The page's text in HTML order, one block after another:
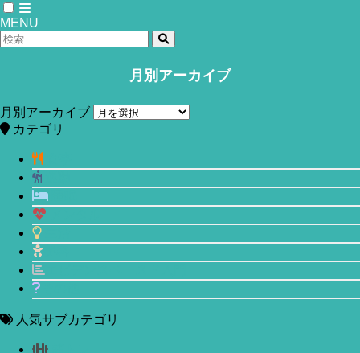
MENU
月別アーカイブ
月別アーカイブ
カテゴリ
人気サブカテゴリ
【リア友 vs ネッ友】どちらのほうが
健全な人間関係なのか？Facebookの友
達が多いと幸せになれるのか？問題
2018年9月26日